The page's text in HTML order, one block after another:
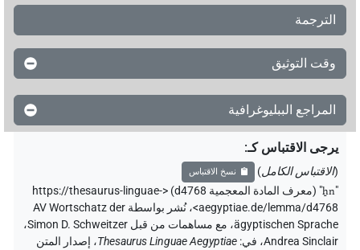
الترجمة
وقت التوثيق
المراجع الببليوغرافية
يرجى الاقتباس كـ:
(الاقتباس الكامل) نسخ الاقتباس
"
ẖn
"
(معرف المادة المعجمية d4768) <https://thesaurus-linguae-
aegyptiae.de/lemma/d4768> ،
نُشر بواسطة AV Wortschatz der
ägyptischen Sprache، مع مساهمات من قبل Simon D. Schweitzer،
Andrea Sinclair، في:
Thesaurus Linguae Aegyptiae، إصدار المتن